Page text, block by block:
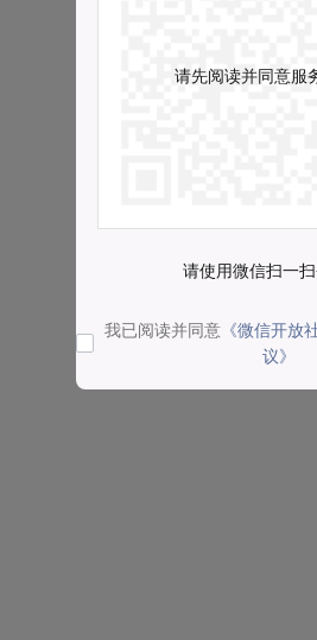
请先阅读并同意服
请使用微信扫一
我已阅读并同意 《微信开放
议》